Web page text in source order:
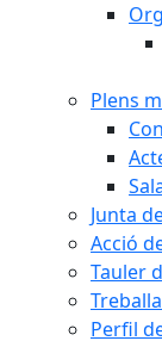
Plens
Junta
Acció
Tauler
Perfil